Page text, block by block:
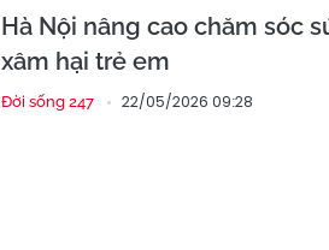
Hà Nội nâng cao chăm sóc
xâm hại trẻ em
Đời sống 247 22/05/2026 09:28